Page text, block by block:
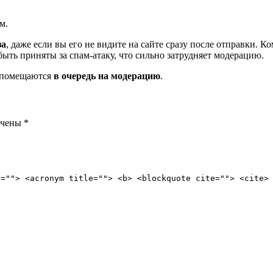
, даже если вы его не видите на сайте сразу после отправки.
приняты за спам-атаку, что сильно затрудняет модерацию.
в очередь на модерацию.
*
<acronym title=""> <b> <blockquote cite=""> <cite>